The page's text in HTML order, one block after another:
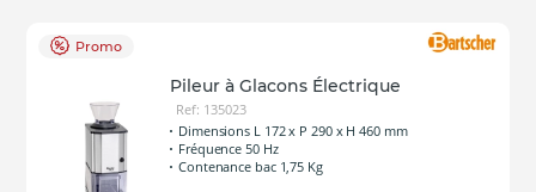
Promo
Pileur à Glacons Électrique
Ref: 135023
Dimensions L 172 x P 290 x H 460 mm
Fréquence 50 Hz
Contenance bac 1,75 Kg